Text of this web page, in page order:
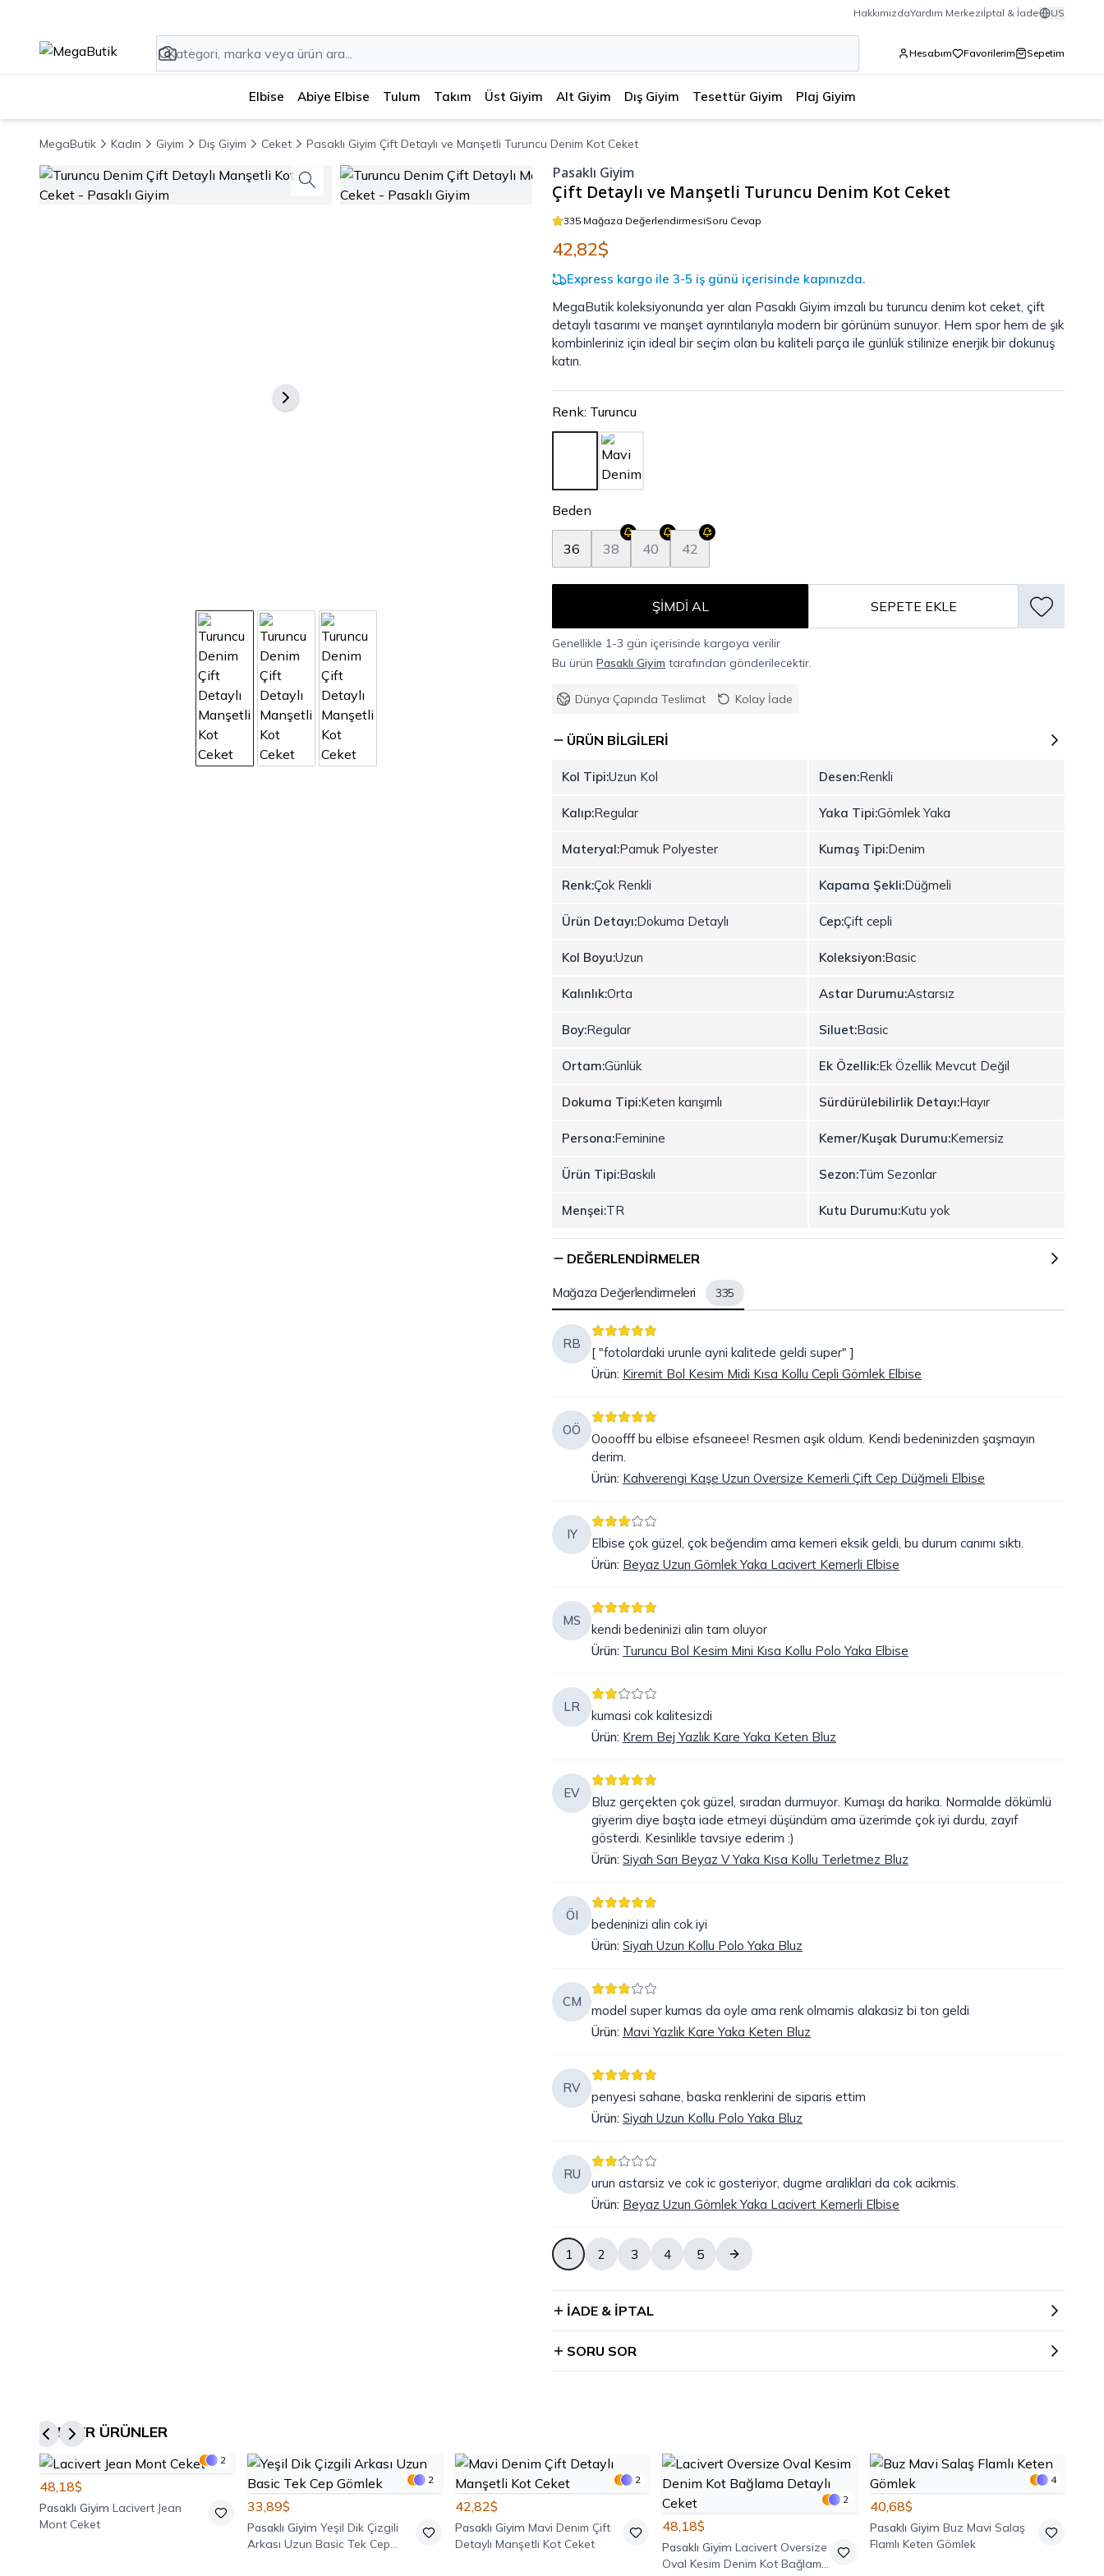
HakkımızdaYardım Merkeziİptal & İade US
Hesabım Favorilerim Sepetim
Elbise Abiye Elbise Tulum Takım Üst Giyim Alt Giyim Dış Giyim Tesettür Giyim Plaj Giyim
MegaButik Kadın Giyim Dış Giyim Ceket Pasaklı Giyim Çift Detaylı ve Manşetli Turuncu Denim Kot Ceket
Pasaklı Giyim
Çift Detaylı ve Manşetli Turuncu Denim Kot Ceket
335 Mağaza DeğerlendirmesiSoru Cevap
42,82$
Express kargo ile 3-5 iş günü içerisinde kapınızda.
MegaButik koleksiyonunda yer alan Pasaklı Giyim imzalı bu turuncu denim kot ceket, çift
detaylı tasarımı ve manşet ayrıntılarıyla modern bir görünüm sunuyor. Hem spor hem de şık
kombinleriniz için ideal bir seçim olan bu kaliteli parça ile günlük stilinize enerjik bir dokunuş
katın.
Renk: Turuncu
Beden
36 38 40 42
ŞIMDI AL SEPETE EKLE
Genellikle 1-3 gün içerisinde kargoya verilir
Bu ürün Pasaklı Giyim tarafından gönderilecektir.
Dünya Çapında Teslimat Kolay İade
ÜRÜN BILGILERI
Kol Tipi:Uzun Kol Desen:Renkli
Kalıp:Regular Yaka Tipi:Gömlek Yaka
Materyal:Pamuk Polyester Kumaş Tipi:Denim
Renk:Çok Renkli Kapama Şekli:Düğmeli
Ürün Detayı:Dokuma Detaylı Cep:Çift cepli
Kol Boyu:Uzun Koleksiyon:Basic
Kalınlık:Orta Astar Durumu:Astarsız
Boy:Regular Siluet:Basic
Ortam:Günlük Ek Özellik:Ek Özellik Mevcut Değil
Dokuma Tipi:Keten karışımlı Sürdürülebilirlik Detayı:Hayır
Persona:Feminine Kemer/Kuşak Durumu:Kemersiz
Ürün Tipi:Baskılı Sezon:Tüm Sezonlar
Menşei:TR Kutu Durumu:Kutu yok
DEĞERLENDIRMELER
Mağaza Değerlendirmeleri 335
RB
[ "fotolardaki urunle ayni kalitede geldi super" ]
Ürün: Kiremit Bol Kesim Midi Kısa Kollu Cepli Gömlek Elbise
OÖ
Oooofff bu elbise efsaneee! Resmen aşık oldum. Kendi bedeninizden şaşmayın
derim.
Ürün: Kahverengi Kaşe Uzun Oversize Kemerli Çift Cep Düğmeli Elbise
IY
Elbise çok güzel, çok beğendim ama kemeri eksik geldi, bu durum canımı sıktı.
Ürün: Beyaz Uzun Gömlek Yaka Lacivert Kemerli Elbise
MS
kendi bedeninizi alin tam oluyor
Ürün: Turuncu Bol Kesim Mini Kısa Kollu Polo Yaka Elbise
LR
kumasi cok kalitesizdi
Ürün: Krem Bej Yazlık Kare Yaka Keten Bluz
EV
Bluz gerçekten çok güzel, sıradan durmuyor. Kumaşı da harika. Normalde dökümlü
giyerim diye başta iade etmeyi düşündüm ama üzerimde çok iyi durdu, zayıf
gösterdi. Kesinlikle tavsiye ederim :)
Ürün: Siyah Sarı Beyaz V Yaka Kısa Kollu Terletmez Bluz
ÖI
bedeninizi alin cok iyi
Ürün: Siyah Uzun Kollu Polo Yaka Bluz
CM
model super kumas da oyle ama renk olmamis alakasiz bi ton geldi
Ürün: Mavi Yazlık Kare Yaka Keten Bluz
RV
penyesi sahane, baska renklerini de siparis ettim
Ürün: Siyah Uzun Kollu Polo Yaka Bluz
RU
urun astarsiz ve cok ic gosteriyor, dugme araliklari da cok acikmis.
Ürün: Beyaz Uzun Gömlek Yaka Lacivert Kemerli Elbise
1 2 3 4 5
İADE & İPTAL
SORU SOR
BENZER ÜRÜNLER
2
48,18$
Pasaklı Giyim Lacivert Jean
Mont Ceket
2
33,89$
Pasaklı Giyim Yeşil Dik Çizgili
Arkası Uzun Basic Tek Cep
2
42,82$
Pasaklı Giyim Mavi Denim Çift
Detaylı Manşetli Kot Ceket
2
48,18$
Pasaklı Giyim Lacivert Oversize
Oval Kesim Denim Kot Bağlama
4
40,68$
Pasaklı Giyim Buz Mavi Salaş
Flamlı Keten Gömlek